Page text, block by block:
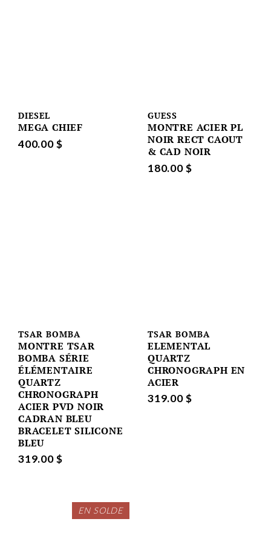
DIESEL
MEGA CHIEF
400.00 $
GUESS
MONTRE ACIER PL
NOIR RECT CAOUT
& CAD NOIR
180.00 $
TSAR BOMBA
MONTRE TSAR
BOMBA SÉRIE
ÉLÉMENTAIRE
QUARTZ
CHRONOGRAPH
ACIER PVD NOIR
CADRAN BLEU
BRACELET SILICONE
BLEU
319.00 $
TSAR BOMBA
ELEMENTAL
QUARTZ
CHRONOGRAPH EN
ACIER
319.00 $
EN SOLDE